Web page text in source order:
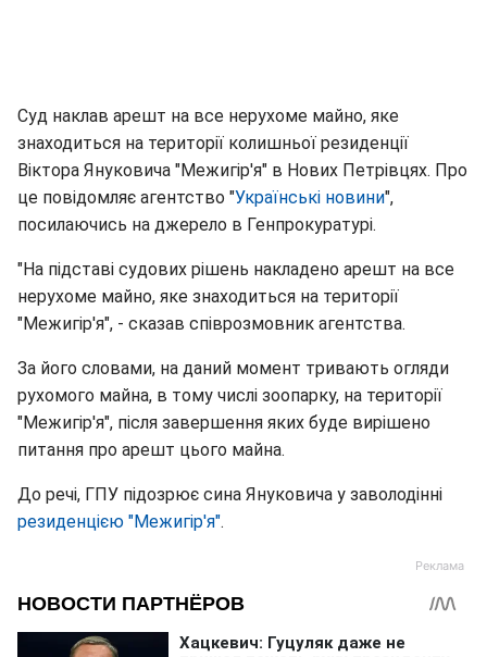
Суд наклав арешт на все нерухоме майно, яке
знаходиться на території колишньої резиденції
Віктора Януковича "Межигір'я" в Нових Петрівцях. Про
це повідомляє агентство "Українські новини",
посилаючись на джерело в Генпрокуратурі.
"На підставі судових рішень накладено арешт на все
нерухоме майно, яке знаходиться на території
"Межигір'я", - сказав співрозмовник агентства.
За його словами, на даний момент тривають огляди
рухомого майна, в тому числі зоопарку, на території
"Межигір'я", після завершення яких буде вирішено
питання про арешт цього майна.
До речі, ГПУ підозрює сина Януковича у заволодінні
резиденцією "Межигір'я".